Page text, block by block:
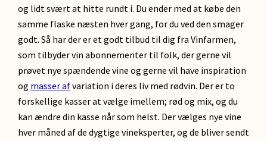
og lidt svært at hitte rundt i. Du ender med at købe den
samme flaske næsten hver gang, for du ved den smager
godt. Så har der er et godt tilbud til dig fra Vinfarmen,
som tilbyder vin abonnementer til folk, der gerne vil
prøvet nye spændende vine og gerne vil have inspiration
og masser afvariation i deres liv med rødvin. Der er to
forskellige kasser at vælge imellem; rød og mix, og du
kan ændre din kasse når som helst. Der vælges nye vine
hver måned af de dygtige vineksperter, og de bliver sendt